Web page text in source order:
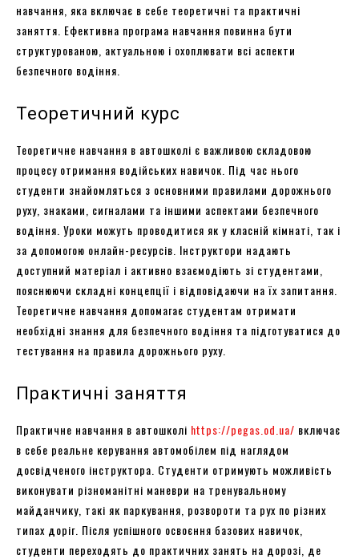
навчання, яка включає в себе теоретичні та практичні
заняття. Ефективна програма навчання повинна бути
структурованою, актуальною і охоплювати всі аспекти
безпечного водіння.
Теоретичний курс
Теоретичне навчання в автошколі є важливою складовою
процесу отримання водійських навичок. Під час нього
студенти знайомляться з основними правилами дорожнього
руху, знаками, сигналами та іншими аспектами безпечного
водіння. Уроки можуть проводитися як у класній кімнаті, так і
за допомогою онлайн-ресурсів. Інструктори надають
доступний матеріал і активно взаємодіють зі студентами,
пояснюючи складні концепції і відповідаючи на їх запитання.
Теоретичне навчання допомагає студентам отримати
необхідні знання для безпечного водіння та підготуватися до
тестування на правила дорожнього руху.
Практичні заняття
Практичне навчання в автошколі https://pegas.od.ua/ включає
в себе реальне керування автомобілем під наглядом
досвідченого інструктора. Студенти отримують можливість
виконувати різноманітні маневри на тренувальному
майданчику, такі як паркування, розвороти та рух по різних
типах доріг. Після успішного освоєння базових навичок,
студенти переходять до практичних занять на дорозі, де